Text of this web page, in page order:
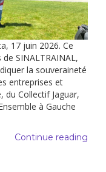
17 juin 2026. Ce
SINALTRAINAL,
la souveraineté
entreprises et
du Collectif Jaguar,
à Gauche
Continue reading